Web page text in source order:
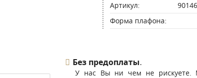
Артикул:
Форма плафона:
Без предоплаты.
У нас Вы ни чем не рискуете.